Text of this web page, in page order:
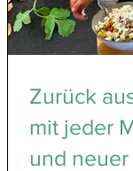
Zurück
mit jeder
und